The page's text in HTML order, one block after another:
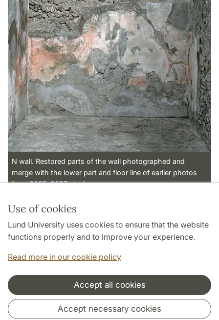
Use of cookies
Lund University uses cookies to ensure that the website
functions properly and to improve your experience.
Read more in our cookie policy
Accept all cookies
Accept necessary cookies
N wall. Restored parts of the wall photographed and
merge with the lower part and floor line of earlier photos
from 2005-2007.<br />
Page Manager: | 2022-10-28
Cooperation and network